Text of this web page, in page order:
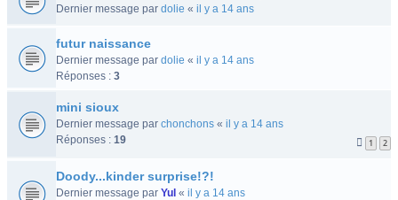
Dernier message par dolie « il y a 14 ans
futur naissance
Dernier message par dolie « il y a 14 ans
Réponses : 3
mini sioux
Dernier message par chonchons « il y a 14 ans
Réponses : 19 1 2
Doody...kinder surprise!?!
Dernier message par Yul « il y a 14 ans